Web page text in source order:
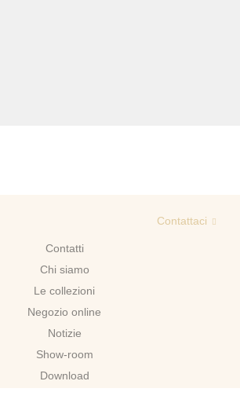
Contatti
Chi siamo
Le collezioni
Negozio online
Notizie
Show-room
Download
Contattaci